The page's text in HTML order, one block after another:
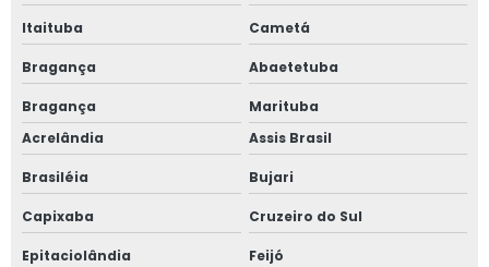
Itaituba Cametá
Bragança Abaetetuba
Bragança
Marituba
Acrelândia
Assis Brasil
Brasiléia Bujari
Capixaba Cruzeiro do Sul
Epitaciolândia Feijó